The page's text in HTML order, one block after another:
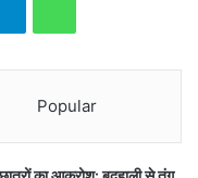
e
a
t
Popular